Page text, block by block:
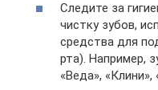
Следите за
чистку зубов,
средства для
рта). Например,
«Веда», «Клини»,